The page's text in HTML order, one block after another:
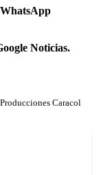
Noticias.
Producciones Caracol